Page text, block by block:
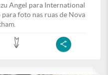
Angel para International
foto nas ruas de Nova